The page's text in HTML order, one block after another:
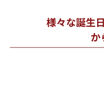
様々な誕生
か